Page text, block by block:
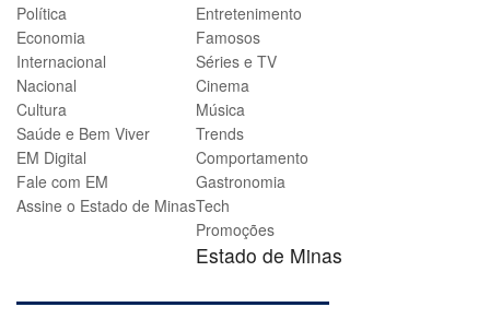
Política
Economia
Internacional
Nacional
Cultura
Saúde e Bem Viver
EM Digital
Fale com EM
Assine o Estado de Minas
Entretenimento
Famosos
Séries e TV
Cinema
Música
Trends
Comportamento
Gastronomia
Tech
Promoções
Estado de Minas